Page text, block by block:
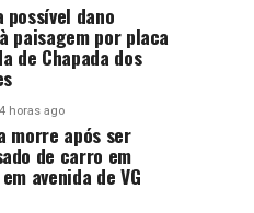
possível dano
paisagem por placa
de Chapada dos
4 horas ago
morre após ser
de carro em
avenida de VG